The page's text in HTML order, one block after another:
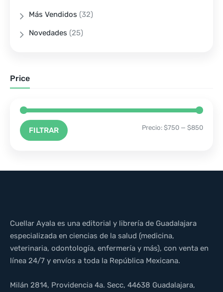
Más Vendidos (32)
Novedades (25)
Price
FILTRAR Precio: $750 — $850
Cuellar Ayala es una editorial y librería de Guadalajara
especializada en ciencias de la salud (medicina,
veterinaria, odontología, enfermería y más), con venta en
línea 24/7 y envíos a toda la República Mexicana.
Milán 2814, Providencia 4a. Secc, 44638 Guadalajara,